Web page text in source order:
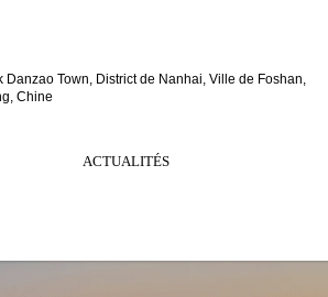
Danzao Town, District de Nanhai, Ville de Foshan,
Chine
ACTUALITÉS